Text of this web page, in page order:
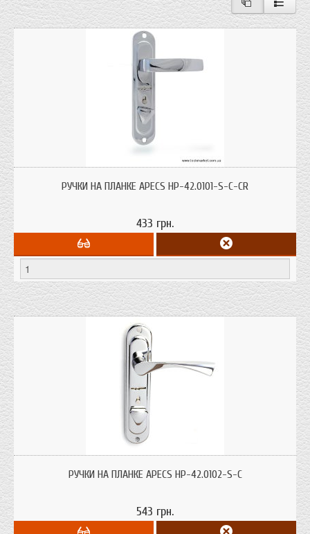
Гранит 1.06.41; цвет: хром
РУЧКИ НА ПЛАНКЕ APECS HP-42.0101-S-C-CR
433 грн.
РУЧКИ НА ПЛАНКЕ APECS HP-42.0102-S-C
543 грн.